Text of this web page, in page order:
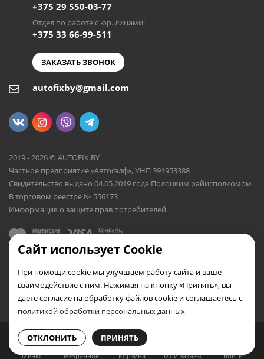
Меню Избранное Войти
Мои заказы
0
Корзина
+375 29 550-03-77
Отдел по работе с юр. лицами:
+375 33 66-99-511
ЗАКАЗАТЬ ЗВОНОК
autofixby@gmail.com
2019 - 2026 © AUTOFIX.BY
Частное предприятие «Автосэлф», УНП 391953388
Свидетельство выдано 04.05.2019 года Полоцким райисполкомом
В торговом реестре № 556173
Информация о защите прав потребителей
Сайт использует Cookie
При помощи cookie мы улучшаем работу сайта и ваше
взаимодействие с ним. Нажимая на кнопку «Принять», вы
даете согласие на обработку файлов cookie и соглашаетесь с
политикой обработки персональных данных
ОТКЛОНИТЬ ПРИНЯТЬ